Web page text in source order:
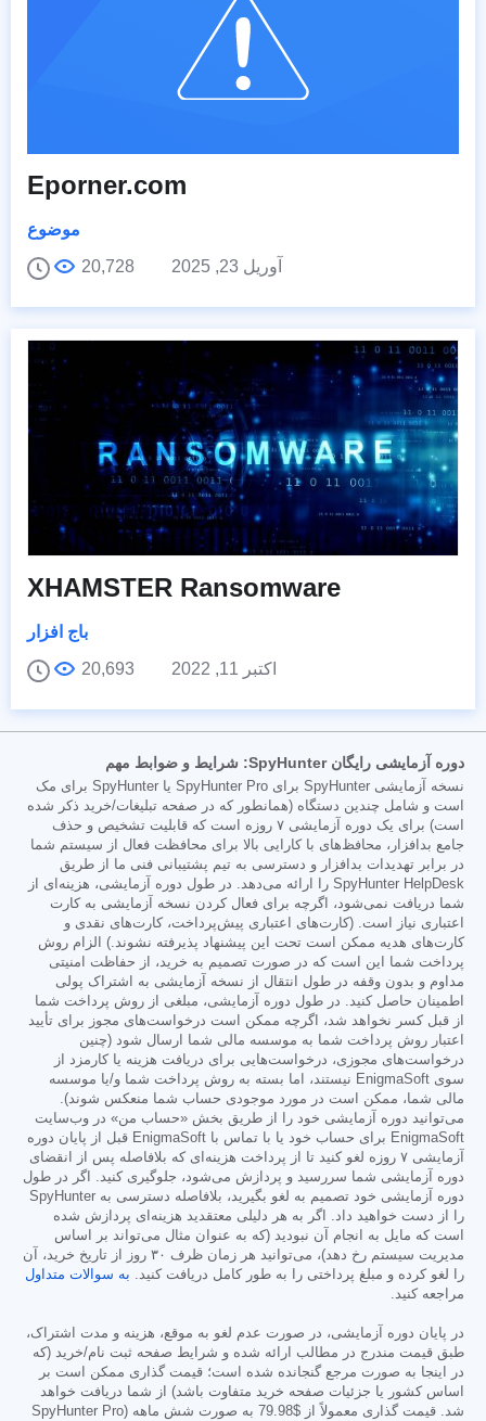
Eporner.com
موضوع
آوریل 23, 2025
20,728
XHAMSTER Ransomware
باج افزار
اکتبر 11, 2022
20,693
دوره آزمایشی رایگان SpyHunter: شرایط و ضوابط مهم
نسخه آزمایشی SpyHunter برای SpyHunter Pro یا SpyHunter برای مک
است و شامل چندین دستگاه (همانطور که در صفحه تبلیغات/خرید ذکر شده
است) برای یک دوره آزمایشی ۷ روزه است که قابلیت تشخیص و حذف
جامع بدافزار، محافظ‌های با کارایی بالا برای محافظت فعال از سیستم شما
در برابر تهدیدات بدافزار و دسترسی به تیم پشتیبانی فنی ما از طریق
SpyHunter HelpDesk را ارائه می‌دهد. در طول دوره آزمایشی، هزینه‌ای از
شما دریافت نمی‌شود، اگرچه برای فعال کردن نسخه آزمایشی به کارت
اعتباری نیاز است. (کارت‌های اعتباری پیش‌پرداخت، کارت‌های نقدی و
کارت‌های هدیه ممکن است تحت این پیشنهاد پذیرفته نشوند.) الزام روش
پرداخت شما این است که در صورت تصمیم به خرید، از حفاظت امنیتی
مداوم و بدون وقفه در طول انتقال از نسخه آزمایشی به اشتراک پولی
اطمینان حاصل کنید. در طول دوره آزمایشی، مبلغی از روش پرداخت شما
از قبل کسر نخواهد شد، اگرچه ممکن است درخواست‌های مجوز برای تأیید
اعتبار روش پرداخت شما به موسسه مالی شما ارسال شود (چنین
درخواست‌های مجوزی، درخواست‌هایی برای دریافت هزینه یا کارمزد از
سوی EnigmaSoft نیستند، اما بسته به روش پرداخت شما و/یا موسسه
مالی شما، ممکن است در مورد موجودی حساب شما منعکس شوند).
می‌توانید دوره آزمایشی خود را از طریق بخش «حساب من» در وب‌سایت
EnigmaSoft برای حساب خود یا با تماس با EnigmaSoft قبل از پایان دوره
آزمایشی ۷ روزه لغو کنید تا از پرداخت هزینه‌ای که بلافاصله پس از انقضای
دوره آزمایشی شما سررسید و پردازش می‌شود، جلوگیری کنید. اگر در طول
دوره آزمایشی خود تصمیم به لغو بگیرید، بلافاصله دسترسی به SpyHunter
را از دست خواهید داد. اگر به هر دلیلی معتقدید هزینه‌ای پردازش شده
است که مایل به انجام آن نبودید (که به عنوان مثال می‌تواند بر اساس
مدیریت سیستم رخ دهد)، می‌توانید هر زمان ظرف ۳۰ روز از تاریخ خرید، آن
را لغو کرده و مبلغ پرداختی را به طور کامل دریافت کنید. به سوالات متداول
مراجعه کنید.
در پایان دوره آزمایشی، در صورت عدم لغو به موقع، هزینه و مدت اشتراک،
طبق قیمت مندرج در مطالب ارائه شده و شرایط صفحه ثبت نام/خرید (که
در اینجا به صورت مرجع گنجانده شده است؛ قیمت گذاری ممکن است بر
اساس کشور یا جزئیات صفحه خرید متفاوت باشد) از شما دریافت خواهد
شد. قیمت گذاری معمولاً از $79.98
به صورت شش ماهه (SpyHunter Pro